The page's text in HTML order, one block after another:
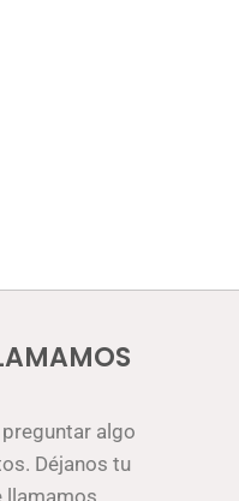
algo
Déjanos tu